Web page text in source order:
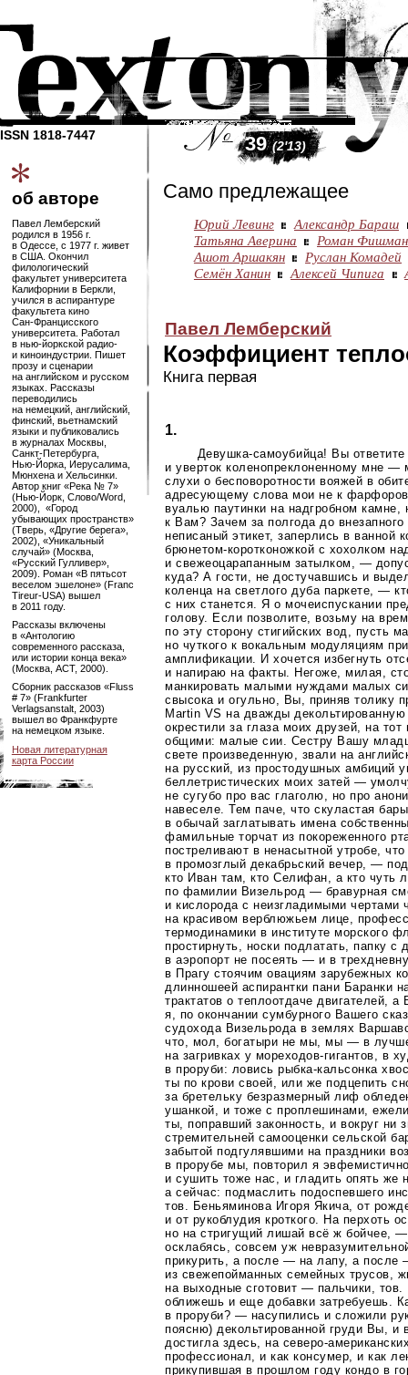
ISSN 1818-7447
об авторе
Павел Лемберский
родился в 1956 г.
в Одессе, с 1977 г. живет
в США. Окончил
филологический
факультет университета
Калифорнии в Беркли,
учился в аспирантуре
факультета кино
Сан-Францисского
университета. Работал
в нью-йоркскойрадио-
и киноиндустрии. Пишет
прозу и сценарии
на английском и русском
языках. Рассказы
переводились
на немецкий, английский,
финский, вьетнамский
языки и публиковались
в журналах Москвы,
Санкт-Петербурга,
Нью-Йорка, Иерусалима,
Мюнхена и Хельсинки.
Автор книг «Река № 7»
(Нью-Йорк, Слово/Word,
2000), «Город
убывающих пространств»
(Тверь, «Другие берега»,
2002), «Уникальный
случай» (Москва,
«Русский Гулливер»,
2009). Роман «В пятьсот
веселом эшелоне» (Franc
Tireur-USA) вышел
в 2011 году.
Рассказы включены
в «Антологию
современного рассказа,
или истории конца века»
(Москва, АСТ, 2000).
Сборник рассказов «Fluss
# 7» (Frankfurter
Verlagsanstalt, 2003)
вышел во Франкфурте
на немецком языке.
Новая литературная
карта России
39(2'13)
Само предлежащее
Юрий Левинг
Александр Бараш
Татьяна Аверина
Роман Фишман
Ашот Аршакян
Руслан Комадей
Семён Ханин
Алексей Чипига
Павел Лемберский
Коэффициент
Книга первая
1.
Девушка-самоубийца! Вы ответите
и уверток коленопреклоненному мне
слухи о бесповоротности вояжей в
адресующему слова мои не к
вуалью паутинки на надгробном камне,
к Вам? Зачем за полгода до
неписаный этикет, заперлись в ванной
брюнетом-коротконожкой с хохолком
и свежеоцарапанным затылком, —
куда? А гости, не достучавшись и
коленца на светлого дуба паркете, —
с них станется. Я о мочеиспускании
голову. Если позволите, возьму на
по эту сторону стигийских вод, пусть
но чуткого к вокальным модуляциям
амплификации. И хочется избегнуть
и напираю на факты. Негоже, милая,
манкировать малыми нуждами малых
свысока и огульно, Вы, приняв толику
Martin VS на дважды
окрестили за глаза моих друзей, на
общими: малые сии. Сестру Вашу
свете произведенную, звали на
на русский, из простодушных амбиций
беллетристических моих затей —
не сугубо про вас глаголю, но про
навеселе. Тем паче, что скуластая
в обычай заглатывать имена
фамильные торчат из покореженного
постреливают в ненасытной утробе,
в промозглый декабрьский вечер, —
кто Иван там, кто Селифан, а кто чуть
по фамилии Визельрод — бравурная
и кислорода с неизгладимыми чертами
на красивом верблюжьем лице,
термодинамики в институте морского
простирнуть, носки подлатать, папку с
в аэропорт не посеять — и в
в Прагу стоячим овациям зарубежных
длинношеей аспирантки пани Баранки
трактатов о теплоотдаче двигателей,
я, по окончании сумбурного Вашего
судохода Визельрода в землях
что, мол, богатыри не мы, мы — в
на загривках у мореходов-гигантов, в
в проруби: ловисьрыбка-кальсонка
ты по крови своей, или же подцепить
за бретельку безразмерный лиф
ушанкой, и тоже с проплешинами,
ты, поправший законность, и вокруг ни
стремительней самооценки сельской
забытой подгулявшими на праздники
в прорубе мы, повторил я
и сушить тоже нас, и гладить опять же
а сейчас: подмаслить подоспевшего
тов. Беньяминова Игоря Якича, от
и от рукоблудия кроткого. На перхоть
но на стригущий лишай всё ж бойчее,
осклабясь, совсем уж
прикурить, а после — на лапу, а после
из свежепойманных семейных трусов,
на выходные cготовит — пальчики,
оближешь и еще добавки затребуешь.
в проруби? — насупились и сложили
поясню) декольтированной груди Вы,
достигла здесь, на северо-
профессионал, и как консумер, и как
прикупившая в прошлом году кондо в